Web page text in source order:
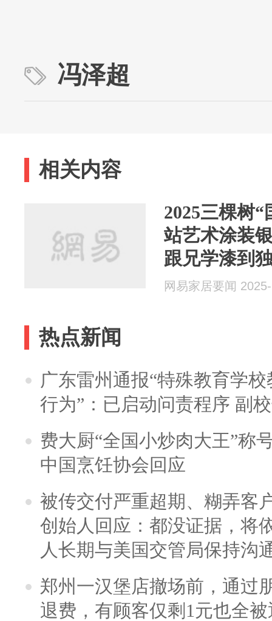
冯泽超
相关内容
2025三棵树
站艺术涂装
跟兄学漆到
的“执着”与“
网易家居要闻
热点新闻
广东雷州通报“特殊教育学
行为”：已启动问责程序 副
费大厨“全国小炒肉大王”称
中国烹饪协会回应
被传交付严重超期、糊弄客
创始人回应：都没证据，将
人长期与美国交管局保持沟
郑州一汉堡店撤场前，通过
退费，有顾客仅剩1元也全